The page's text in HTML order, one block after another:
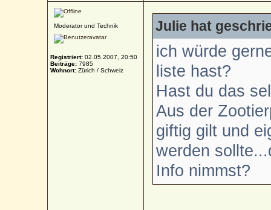
Moderator und Technik
Registriert: 02.05.2007, 20:50
Beiträge: 7985
Wohnort: Zürich / Schweiz
Julie hat
ich würde
liste hast?
Hast du das
Aus der
giftig gilt und
werden
Info nimmst?